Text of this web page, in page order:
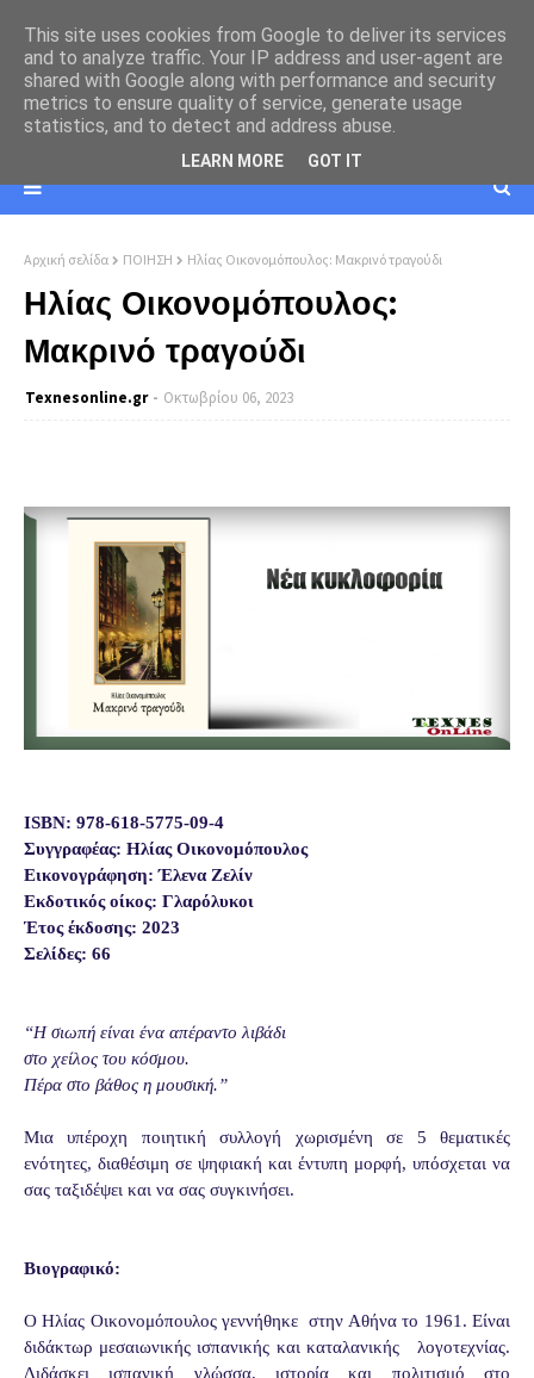
Αρχική σελίδα ΠΟΙΗΣΗ Ηλίας Οικονομόπουλος: Μακρινό τραγούδι
Ηλίας Οικονομόπουλος:
Μακρινό τραγούδι
Texnesοnline.gr Οκτωβρίου 06, 2023
ISBN: 978-618-5775-09-4
Συγγραφέας: Ηλίας Οικονομόπουλος
Εικονογράφηση: Έλενα Ζελίν
Εκδοτικός οίκος: Γλαρόλυκοι
Έτος έκδοσης: 2023
Σελίδες: 66
“Η σιωπή είναι ένα απέραντο λιβάδι
στο χείλος του κόσμου.
Πέρα στο βάθος η μουσική.”
Μια υπέροχη ποιητική συλλογή χωρισμένη σε 5 θεματικές
ενότητες, διαθέσιμη σε ψηφιακή και έντυπη μορφή, υπόσχεται να
σας ταξιδέψει και να σας συγκινήσει.
Βιογραφικό:
Ο Ηλίας Οικονομόπουλος γεννήθηκε στην Αθήνα το 1961. Είναι
διδάκτωρ μεσαιωνικής ισπανικής και καταλανικής λογοτεχνίας.
Διδάσκει ισπανική γλώσσα, ιστορία και πολιτισμό στο
This site uses cookies from Google to deliver its services
and to analyze traffic. Your IP address and user-agent are
shared with Google along with performance and security
metrics to ensure quality of service, generate usage
statistics, and to detect and address abuse.
LEARN MORE GOT IT